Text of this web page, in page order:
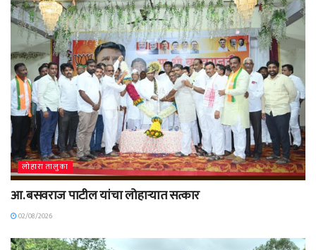
लोहारा तालुका
आ. बसवराज पाटील यांचा लोहाऱ्यात सत्कार
02/08/2026